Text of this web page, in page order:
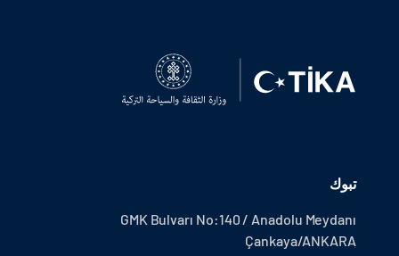
تبوك
GMK Bulvarı No:140 / Anadolu Meydanı
Çankaya/ANKARA